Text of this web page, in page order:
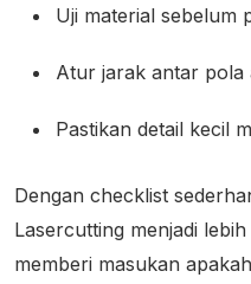
Uji material sebelum
Atur jarak antar pola
Pastikan detail kecil
Dengan checklist
Lasercutting menjadi
memberi masukan